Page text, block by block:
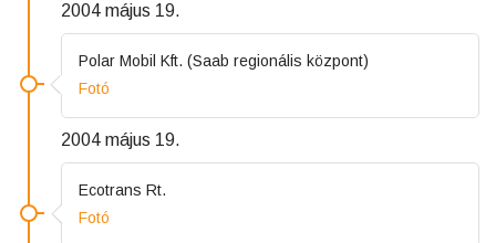
2004 május 19.
Polar Mobil Kft. (Saab regionális központ)
Fotó
2004 május 19.
Ecotrans Rt.
Fotó